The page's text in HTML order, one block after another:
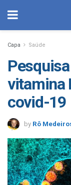
Capa Saúde
vitamina
covid-19
by Rô